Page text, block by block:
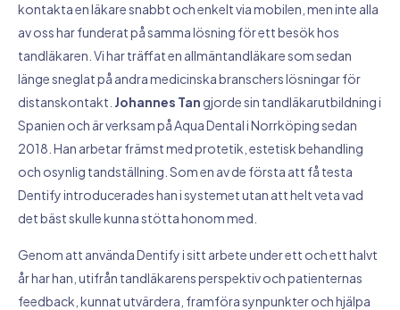
kontakta en läkare snabbt och enkelt via mobilen, men inte alla
av oss har funderat på samma lösning för ett besök hos
tandläkaren. Vi har träffat en allmäntandläkare som sedan
länge sneglat på andra medicinska branschers lösningar för
distanskontakt. Johannes Tan gjorde sin tandläkarutbildning i
Spanien och är verksam på Aqua Dental i Norrköping sedan
2018. Han arbetar främst med protetik, estetisk behandling
och osynlig tandställning. Som en av de första att få testa
Dentify introducerades han i systemet utan att helt veta vad
det bäst skulle kunna stötta honom med.
Genom att använda Dentify i sitt arbete under ett och ett halvt
år har han, utifrån tandläkarens perspektiv och patienternas
feedback, kunnat utvärdera, framföra synpunkter och hjälpa